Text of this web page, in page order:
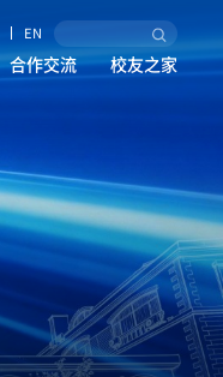
EN
合作交流 校友之家